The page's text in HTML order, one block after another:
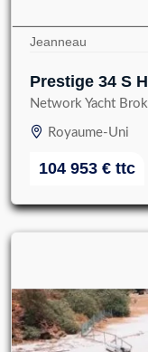
Jeanneau
Prestige 34 S
Network Yacht
Royaume-Uni
104 953 € ttc